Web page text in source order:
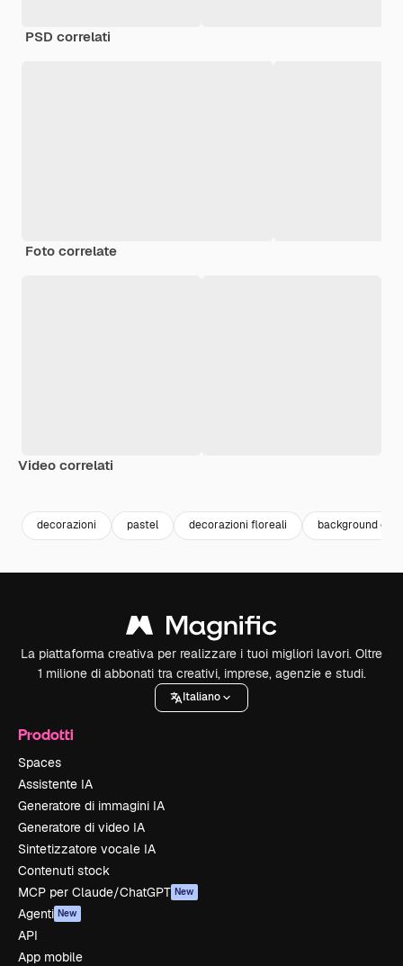
PSD correlati
Foto correlate
Video correlati
decorazioni pastel decorazioni floreali background
La piattaforma creativa per realizzare i tuoi migliori lavori. Oltre
1 milione di abbonati tra creativi, imprese, agenzie e studi.
Italiano
Prodotti
Spaces
Assistente IA
Generatore di immagini IA
Generatore di video IA
Sintetizzatore vocale IA
Contenuti stock
MCP per Claude/ChatGPT New
Agenti New
API
App mobile